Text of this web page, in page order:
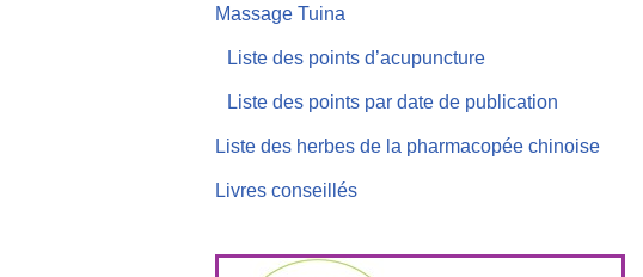
Massage Tuina
Liste des points d’acupuncture
Liste des points par date de publication
Liste des herbes de la pharmacopée chinoise
Livres conseillés